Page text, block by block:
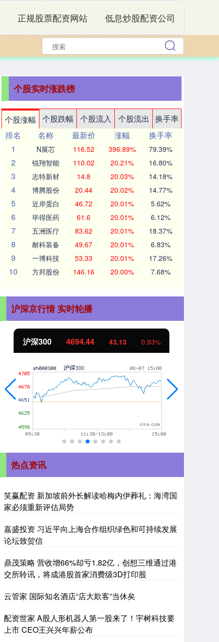
正规股票配资网站 低息炒股配资公司
个股实时涨跌榜
个股涨幅 个股跌幅 个股流入 个股流出
换手率
排名
名称 最新价 涨幅
换手率
1
N展芯 116.52 396.89% 79.39%
2 锐翔智能 110.02 20.21% 16.80%
3 志特新材 14.8 20.03% 14.18%
4 博腾股份 20.44 20.02% 14.77%
5 近岸蛋白 46.72 20.01% 5.62%
6 毕得医药 61.6 20.01% 6.12%
7 五洲医疗 83.62 20.01% 18.37%
8 耐科装备 49.67 20.01% 6.83%
9 一博科技 53.33 20.01% 17.26%
10 方邦股份 146.16 20.00% 7.68%
沪深京行情 实时轮播
北证50 1134.24 11.37 1.01%
热点资讯
笑赢配资 新加坡前外长解读哈梅内伊葬礼：海湾国
家必须重新评估局势
嘉盛投资 习近平向上海合作组织绿色和可持续发展
论坛致贺信
鼎茂策略 营收增66%却亏1.82亿，创想三维通过港
交所聆讯，将成港股首家消费级3D打印股
云管家 国际知名酒店“店大欺客”当休矣
配资世家 A股人形机器人第一股来了！宇树科技要
上市 CEO王兴兴年薪公布